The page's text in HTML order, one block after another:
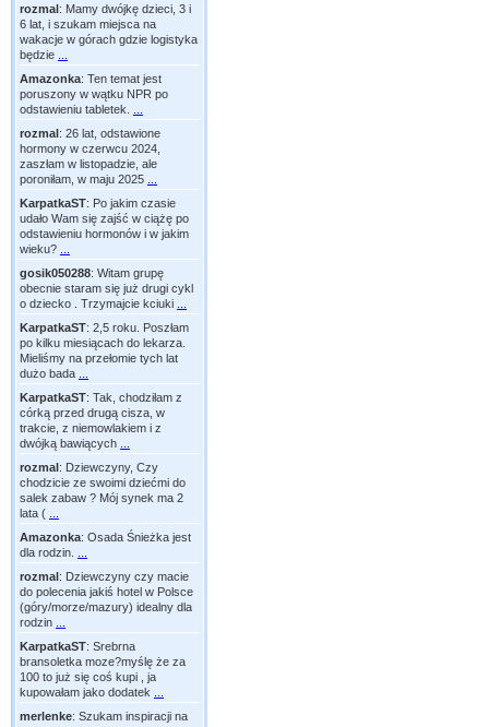
rozmal: Mamy dwójkę dzieci, 3 i
6 lat, i szukam miejsca na
wakacje w górach gdzie logistyka
będzie
Amazonka: Ten temat jest
poruszony w wątku NPR po
odstawieniu tabletek.
rozmal: 26 lat, odstawione
hormony w czerwcu 2024,
zaszłam w listopadzie, ale
poroniłam, w maju 2025
KarpatkaST: Po jakim czasie
udało Wam się zajść w ciążę po
odstawieniu hormonów i w jakim
wieku?
gosik050288: Witam grupę
obecnie staram się już drugi cykl
o dziecko . Trzymajcie kciuki
KarpatkaST: 2,5 roku. Poszłam
po kilku miesiącach do lekarza.
Mieliśmy na przełomie tych lat
dużo bada
KarpatkaST: Tak, chodziłam z
córką przed drugą cisza, w
trakcie, z niemowlakiem i z
dwójką bawiących
rozmal: Dziewczyny, Czy
chodzicie ze swoimi dziećmi do
salek zabaw ? Mój synek ma 2
lata (
Amazonka: Osada Śnieżka jest
dla rodzin.
rozmal: Dziewczyny czy macie
do polecenia jakiś hotel w Polsce
(góry/morze/mazury) idealny dla
rodzin
KarpatkaST: Srebrna
bransoletka moze?myślę że za
100 to już się coś kupi , ja
kupowałam jako dodatek
merlenke: Szukam inspiracji na